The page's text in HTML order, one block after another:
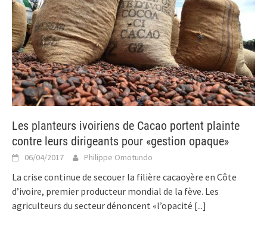
Les planteurs ivoiriens de Cacao portent plainte
contre leurs dirigeants pour «gestion opaque»
06/04/2017 Philippe Omotundo
La crise continue de secouer la filière cacaoyère en Côte
d’ivoire, premier producteur mondial de la fève. Les
agriculteurs du secteur dénoncent «l’opacité [...]